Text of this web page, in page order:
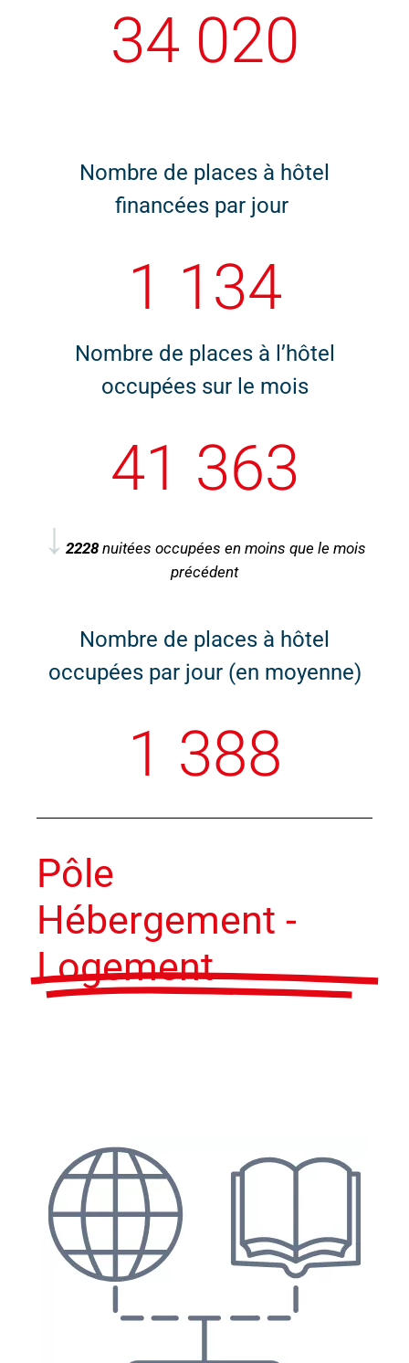
34 020
Nombre de places à hôtel
financées par jour
1 134
Nombre de places à l’hôtel
occupées sur le mois
41 363
↓ 2228 nuitées occupées en moins que le mois
précédent
Nombre de places à hôtel
occupées par jour (en moyenne)
1 388
Pôle
Hébergement -
Logement